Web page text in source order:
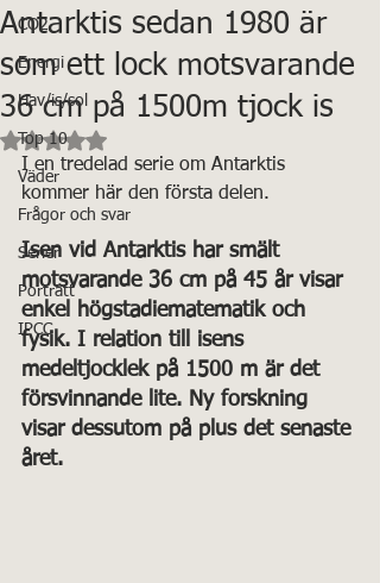
CO2
Energi
Hav/is/sol
Top 10
Väder
Frågor och svar
Serier
Porträtt
IPCC
Antarktis sedan 1980 är
som ett lock motsvarande
36 cm på 1500m tjock is
Betygsatt till NaN av 5 stjärnor.
I en tredelad serie om Antarktis
kommer här den första delen.
Isen vid Antarktis har smält
motsvarande 36 cm på 45 år visar
enkel högstadiematematik och
fysik. I relation till isens
medeltjocklek på 1500 m är det
försvinnande lite. Ny forskning
visar dessutom på plus det senaste
året.